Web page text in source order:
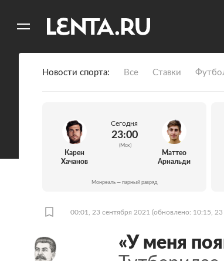
Новости спорта Все Ставки
Карен
Хачанов
Сегодня
23:00
(Мск)
Маттео
Арнальди
Монреаль — парный разряд
00:01, 23 сентября 2021 (обновлено: 10:15, 23
«У меня